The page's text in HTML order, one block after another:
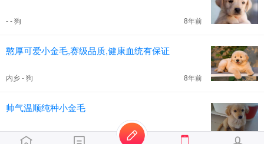
- - 狗 8年前
憨厚可爱小金毛,赛级品质,健康血统有保证
内乡 - 狗 8年前
帅气温顺纯种小金毛
卧龙 - 狗 8年前